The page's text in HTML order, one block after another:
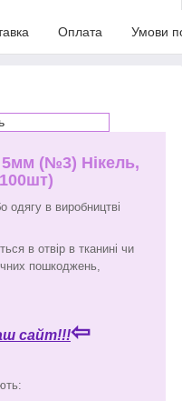
Оплата Умови
(№3) Нікель,
одягу в виробництві
в отвір в тканині чи
пошкоджень,
сайт!!!⇦